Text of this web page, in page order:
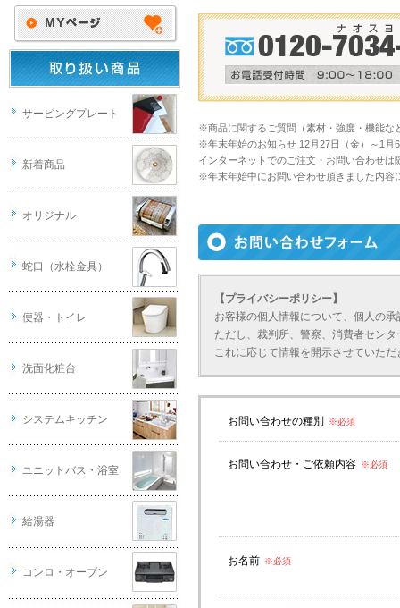
サービングプレート
新着商品
オリジナル
蛇口（水栓金具）
便器・トイレ
洗面化粧台
システムキッチン
ユニットバス・浴室
給湯器
コンロ・オーブン
※商品に関するご質問（素材・強度・機能な
※年末年始のお知らせ 12月27日（金）～1月
インターネットでのご注文・お問い合わせは
※年末年始中にお問い合わせ頂きました内容
【プライバシーポリシー】
お客様の個人情報について、個人の
ただし、裁判所、警察、消費者セン
これに応じて情報を開示させていただ
お問い合わせの種別 ※必須
お問い合わせ・ご依頼内容 ※必須
お名前 ※必須